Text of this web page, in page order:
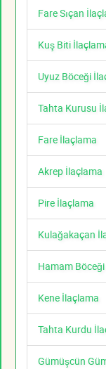
Fare Sıçan
Kuş Biti
Uyuz Böceği
Tahta Kurusu
Fare İlaçlama
Akrep İlaçlama
Pire İlaçlama
Kulağakaçan
Hamam
Kene İlaçlama
Tahta Kurdu
Gümüşcün